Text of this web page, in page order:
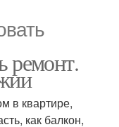
ремонт.
в квартире,
как балкон,